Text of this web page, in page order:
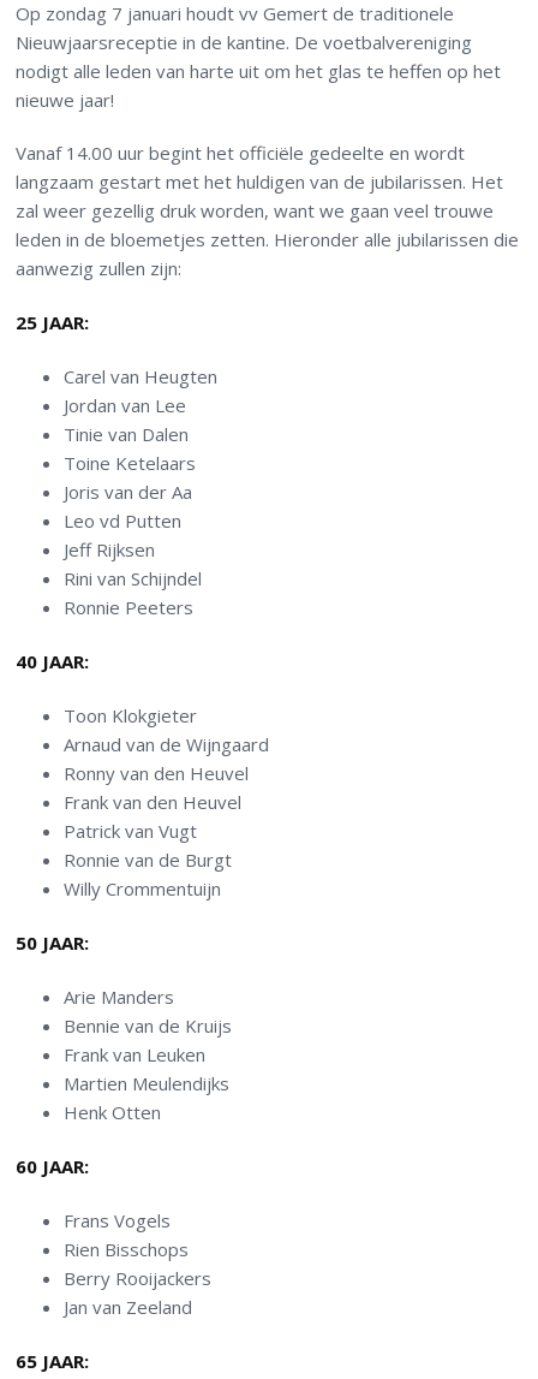
Op zondag 7 januari houdt vv Gemert de traditionele
Nieuwjaarsreceptie in de kantine. De voetbalvereniging
nodigt alle leden van harte uit om het glas te heffen op het
nieuwe jaar!
Vanaf 14.00 uur begint het officiële gedeelte en wordt
langzaam gestart met het huldigen van de jubilarissen. Het
zal weer gezellig druk worden, want we gaan veel trouwe
leden in de bloemetjes zetten. Hieronder alle jubilarissen die
aanwezig zullen zijn:
25 JAAR:
Carel van Heugten
Jordan van Lee
Tinie van Dalen
Toine Ketelaars
Joris van der Aa
Leo vd Putten
Jeff Rijksen
Rini van Schijndel
Ronnie Peeters
40 JAAR:
Toon Klokgieter
Arnaud van de Wijngaard
Ronny van den Heuvel
Frank van den Heuvel
Patrick van Vugt
Ronnie van de Burgt
Willy Crommentuijn
50 JAAR:
Arie Manders
Bennie van de Kruijs
Frank van Leuken
Martien Meulendijks
Henk Otten
60 JAAR:
Frans Vogels
Rien Bisschops
Berry Rooijackers
Jan van Zeeland
65 JAAR: